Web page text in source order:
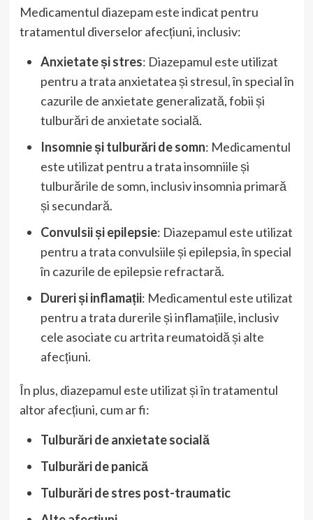
Medicamentul diazepam este indicat pentru
tratamentul diverselor afecțiuni, inclusiv:
Anxietate și stres: Diazepamul este utilizat
pentru a trata anxietatea și stresul, în special în
cazurile de anxietate generalizată, fobii și
tulburări de anxietate socială.
Insomnie și tulburări de somn: Medicamentul
este utilizat pentru a trata insomniile și
tulburările de somn, inclusiv insomnia primară
și secundară.
Convulsii și epilepsie: Diazepamul este utilizat
pentru a trata convulsiile și epilepsia, în special
în cazurile de epilepsie refractară.
Dureri și inflamații: Medicamentul este utilizat
pentru a trata durerile și inflamațiile, inclusiv
cele asociate cu artrita reumatoidă și alte
afecțiuni.
În plus, diazepamul este utilizat și în tratamentul
altor afecțiuni, cum ar fi:
Tulburări de anxietate socială
Tulburări de panică
Tulburări de stres post-traumatic